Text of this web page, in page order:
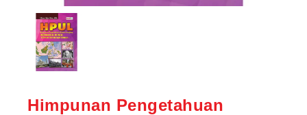
Himpunan Pengetahuan